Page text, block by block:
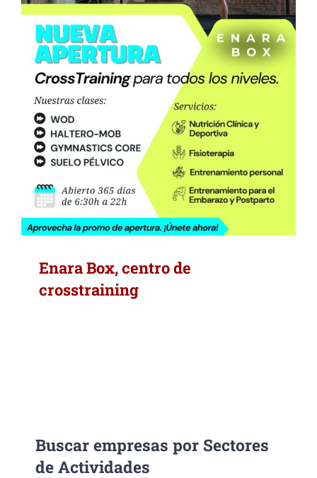
Enara Box, centro de
crosstraining
Buscar empresas por Sectores
de Actividades